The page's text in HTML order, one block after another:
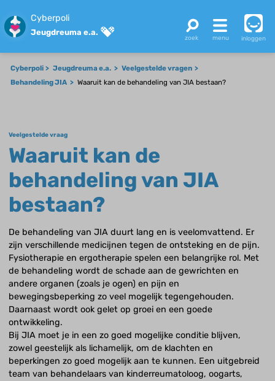
Cyberpoli
Jeugdreuma e.a.
inloggen
Cyberpoli Jeugdreuma e.a.
Veelgestelde vragen
Behandeling JIA
Waaruit kan de behandeling van JIA bestaan?
Veelgestelde vraag
Waaruit kan de
behandeling van JIA
bestaan?
De behandeling van JIA duurt lang en is veelomvattend. Er
zijn verschillende medicijnen tegen de ontsteking en de pijn.
Fysiotherapie en ergotherapie spelen een belangrijke rol. Met
de behandeling wordt de schade aan de gewrichten en
andere organen (zoals je ogen) en pijn en
bewegingsbeperking zo veel mogelijk tegengehouden.
Daarnaast wordt ook gelet op groei en een goede
ontwikkeling.
Bij JIA moet je in een zo goed mogelijke conditie blijven,
zowel geestelijk als lichamelijk, om de klachten en
beperkingen zo goed mogelijk aan te kunnen. Een uitgebreid
team van behandelaars van kinderreumatoloog, oogarts,